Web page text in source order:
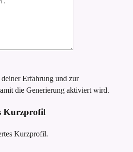
Erfahrung und zur
die Generierung aktiviert wird.
Kurzprofil
Kurzprofil.